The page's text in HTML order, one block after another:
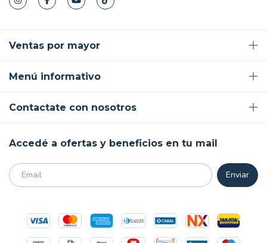
Ventas por mayor
Menú informativo
Contactate con nosotros
Accedé a ofertas y beneficios en tu mail